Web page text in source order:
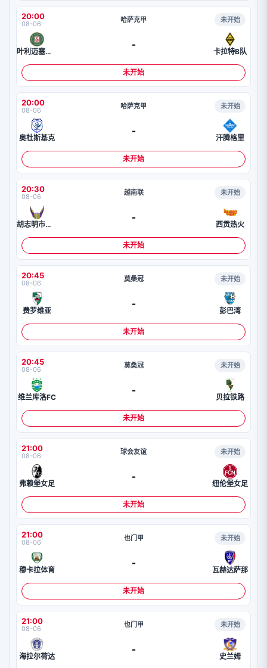
20:00
08-06 哈萨克甲 未开始
叶利迈塞米B队
-
卡拉特B队
未开始
20:00
08-06 哈萨克甲 未开始
奥杜斯基克
-
汗腾格里
未开始
20:30
08-06 越南联 未开始
胡志明市飞翼
-
西贡热火
未开始
20:45
08-06 莫桑冠 未开始
费罗维亚
-
彭巴湾
未开始
20:45
08-06 莫桑冠 未开始
维兰库洛FC
-
贝拉铁路
未开始
21:00
08-06 球会友谊 未开始
弗赖堡女足
-
纽伦堡女足
未开始
21:00
08-06 也门甲 未开始
穆卡拉体育
-
瓦赫达萨那
未开始
21:00
08-06 也门甲 未开始
海拉尔荷达
-
史兰姆